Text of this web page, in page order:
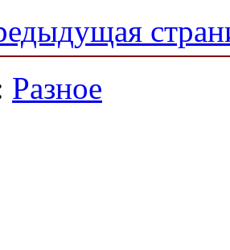
Разное